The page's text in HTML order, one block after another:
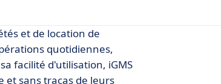
et de location de
quotidiennes,
facilité d'utilisation, iGMS
sans tracas de leurs